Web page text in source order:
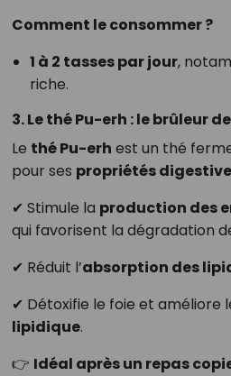
Comment le consommer ?
1 à 2 tasses par jour,
riche.
3. Le thé Pu-erh : le brûleur
Le thé Pu-erh est un thé
pour ses propriétés
✔ Stimule la production des
qui favorisent la dégradation
✔ Réduit l’absorption des
✔ Détoxifie le foie et améliore
lipidique.
👉 Idéal après un repas